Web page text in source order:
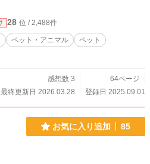
28 位 / 2,488件
ペット・アニマル
ペット
感想数 3
64ページ
最終更新日 2026.03.28
登録日 2025.09.01
お気に入り追加 85